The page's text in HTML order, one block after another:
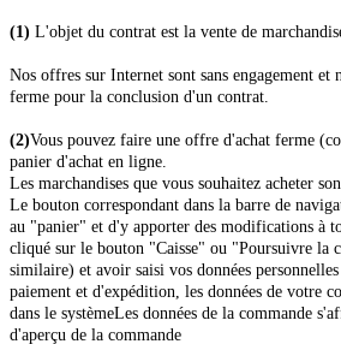
(1) L'objet du contrat est la vente de
Nos offres sur Internet sont sans engagement et
ferme pour la conclusion d'un contrat.
(2)Vous pouvez faire une offre d'achat ferme
panier d'achat en ligne.
Les marchandises que vous souhaitez acheter
Le bouton correspondant dans la barre de
au "panier" et d'y apporter des modifications à
cliqué sur le bouton "Caisse" ou "Poursuivre la
similaire) et avoir saisi vos données
paiement et d'expédition, les données de votre
dans le systèmeLes données de la commande
d'aperçu de la commande